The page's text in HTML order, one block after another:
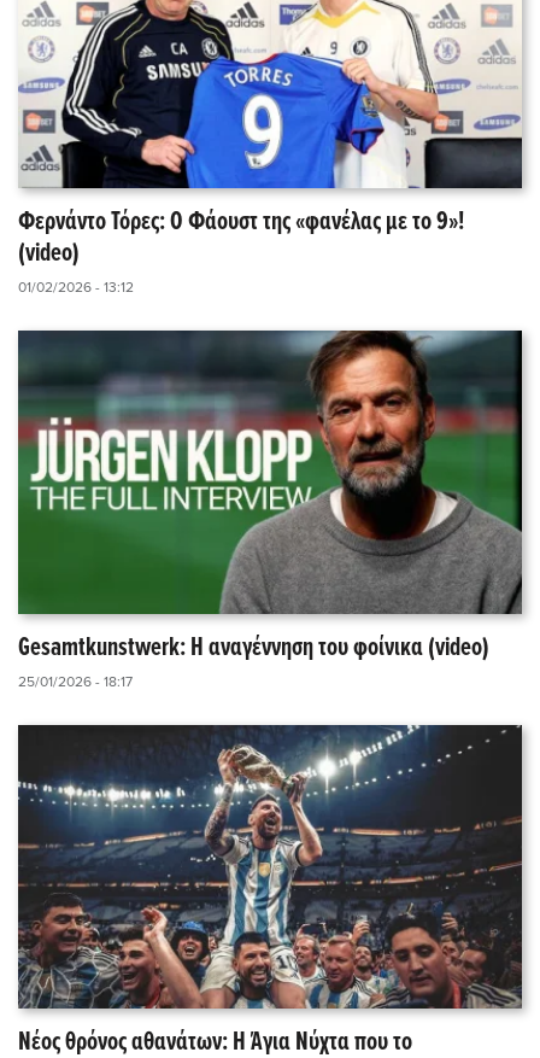
Φερνάντο Τόρες: Ο Φάουστ της «φανέλας με το 9»!
(video)
01/02/2026 - 13:12
Gesamtkunstwerk: Η αναγέννηση του φοίνικα (video)
25/01/2026 - 18:17
Νέος θρόνος αθανάτων: Η Άγια Νύχτα που το